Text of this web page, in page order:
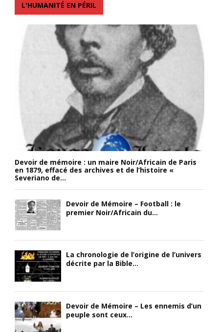
L'HUMANITÉ EN PÉRIL
Devoir de mémoire : un maire Noir/Africain de Paris
en 1879, effacé des archives et de l’histoire «
Severiano de...
Devoir de Mémoire – Football : le
premier Noir/Africain du...
La chronologie de l’origine de l’univers
décrite par la Bible...
Devoir de Mémoire – Les ennemis d’un
peuple sont ceux...